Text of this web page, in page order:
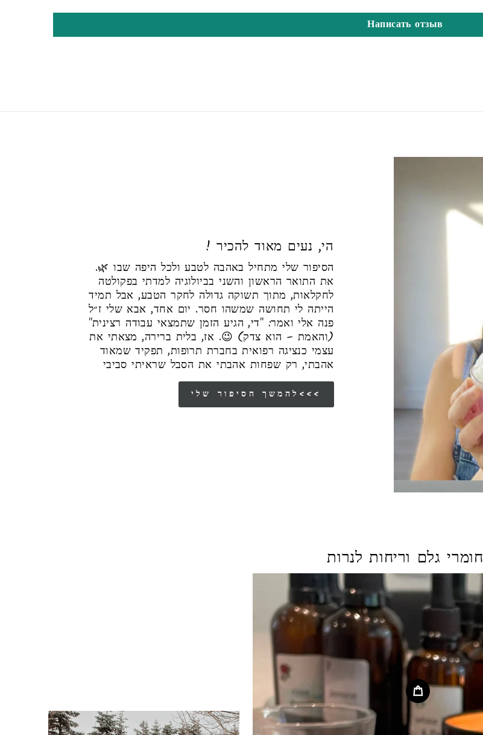
Написать отзыв
! הי, נעים מאוד להכיר
את התואר הראשון והשני בביולוגיה למדתי בפקולטה
לחקלאות, מתוך תשוקה גדולה לחקר הטבע, אבל תמיד
הייתה לי תחושה שמשהו חסר. יום אחד, אבא שלי ז״ל
פנה אלי ואמר: "די, הגיע הזמן שתמצאי עבודה רצינית"
(והאמת – הוא צדק) 😉. אז, בלית ברירה, מצאתי את
עצמי כנציגה רפואית בחברת תרופות, תפקיד שמאוד
אהבתי, רק שפחות אהבתי את הסבל שראיתי סביבי
להמשך הסיפור שלי<<<
חומרי גלם וריחות לנרות